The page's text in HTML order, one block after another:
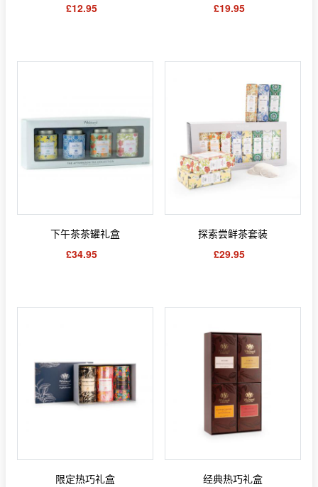
£12.95
£19.95
下午茶茶罐礼盒
£34.95
探索尝鲜茶套装
£29.95
限定热巧礼盒
经典热巧礼盒